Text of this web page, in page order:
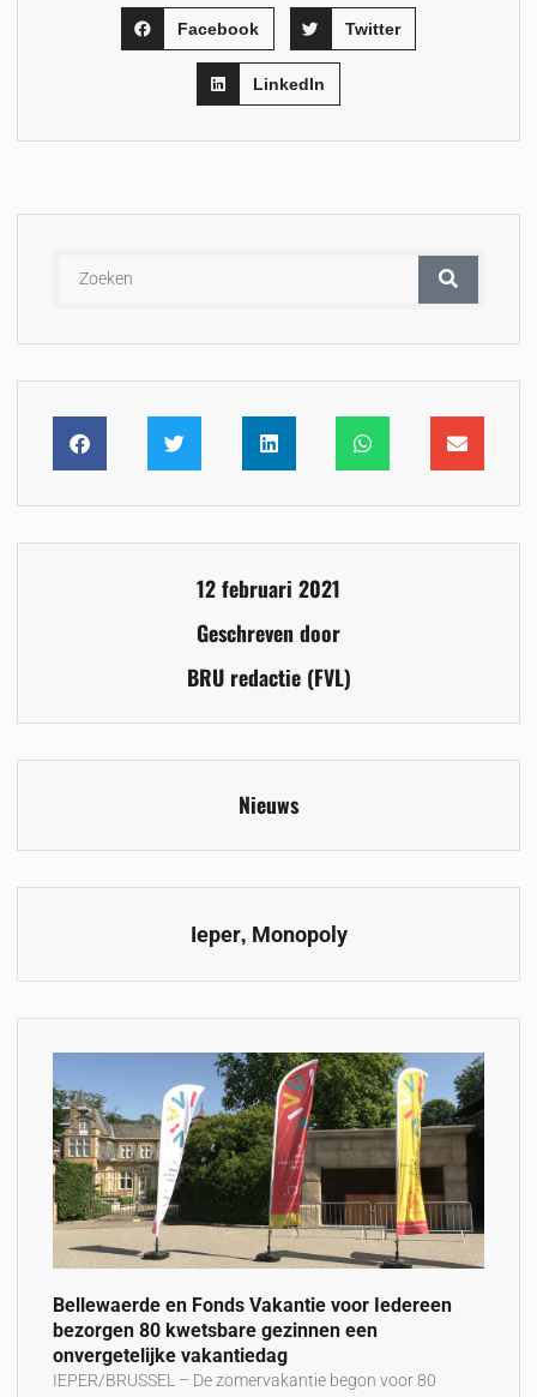
Facebook Twitter
LinkedIn
12 februari 2021
Geschreven door
BRU redactie (FVL)
Nieuws
Ieper, Monopoly
Bellewaerde en Fonds Vakantie voor Iedereen
bezorgen 80 kwetsbare gezinnen een
onvergetelijke vakantiedag
IEPER/BRUSSEL – De zomervakantie begon voor 80